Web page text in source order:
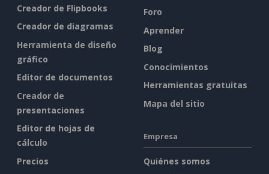
Creador de Flipbooks
Creador de diagramas
Herramienta de diseño
gráfico
Editor de documentos
Creador de
presentaciones
Editor de hojas de
cálculo
Precios
Foro
Aprender
Blog
Conocimientos
Herramientas gratuitas
Mapa del sitio
Empresa
Quiénes somos